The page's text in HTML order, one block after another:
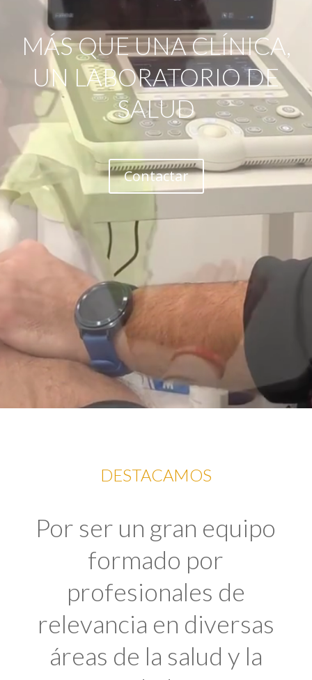
MÁS QUE UNA CLÍNICA,
UN LABORATORIO DE
SALUD
Contactar
DESTACAMOS
Por ser un gran equipo
formado por
profesionales de
relevancia en diversas
áreas de la salud y la